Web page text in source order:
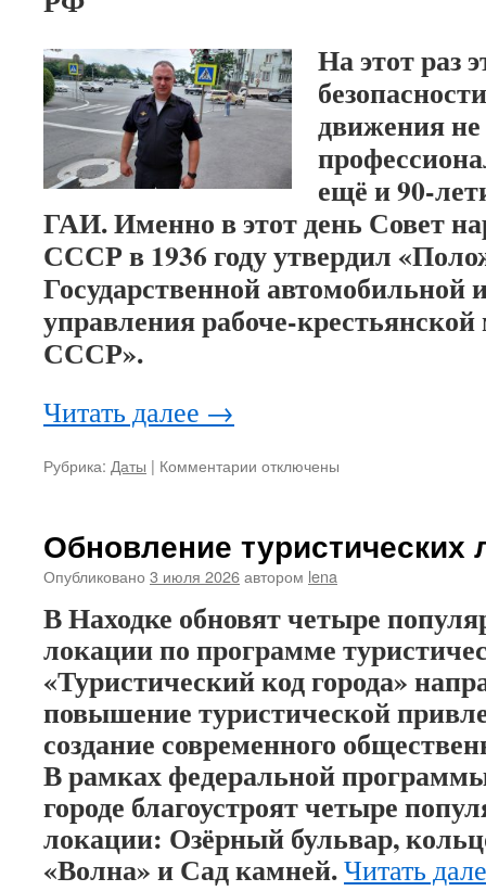
На этот раз
движения не
ещё и 90-
ГАИ. Именно в этот день Совет
СССР в 1936 году утвердил
Государственной автомобильной
управления рабоче-
СССР».
Читать далее →
Рубрика: Даты | Комментарии к
бензином
–
смесь
отключены
Обновление туристических
Опубликовано 3 июля 2026автором lena
В Находке обновят четыре
локации по программе
«Туристический код города»
повышение туристической
создание современного
В рамках федеральной
городе благоустроят четыре
локации: Озёрный бульвар,
«Волна» и Сад камней.Читать